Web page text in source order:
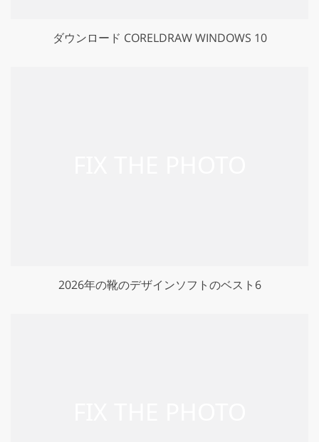
ダウンロード CORELDRAW WINDOWS 10
2026年の靴のデザインソフトのベスト6